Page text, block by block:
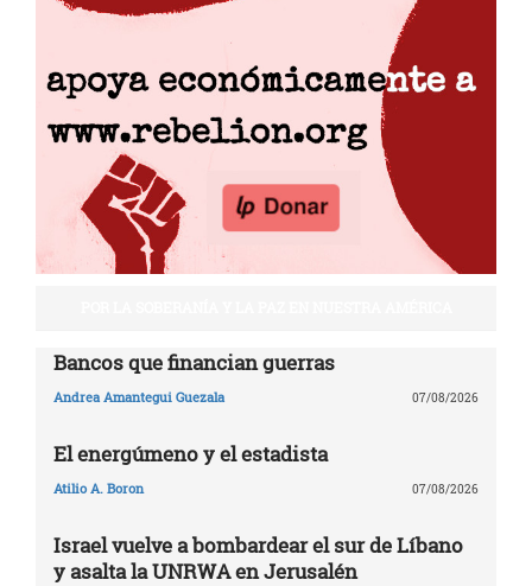
Bancos que financian guerras
Andrea Amantegui Guezala 07/08/2026
El energúmeno y el estadista
Atilio A. Boron 07/08/2026
Israel vuelve a bombardear el sur de Líbano
y asalta la UNRWA en Jerusalén